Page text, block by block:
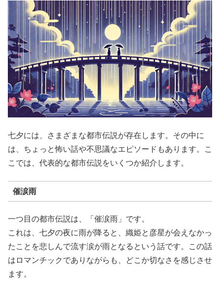
七夕には、さまざまな都市伝説が存在します。その中に
は、ちょっと怖い話や不思議なエピソードもあります。こ
こでは、代表的な都市伝説をいくつか紹介します。
催涙雨
一つ目の都市伝説は、「催涙雨」です。
これは、七夕の夜に雨が降ると、織姫と彦星が会えなかっ
たことを悲しんで流す涙が雨となるという話です。この話
はロマンチックでありながらも、どこか切なさを感じさせ
ます。